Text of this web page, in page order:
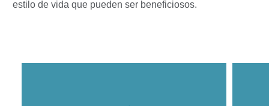
estilo de vida que pueden ser beneficiosos.